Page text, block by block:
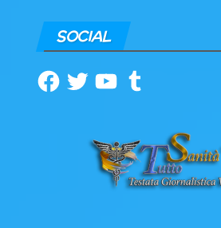
SOCIAL
Facebook
TwitterYouTubeTumblr